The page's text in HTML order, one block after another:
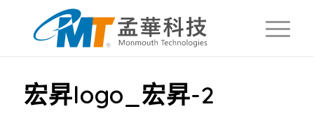
宏昇logo_宏昇-2